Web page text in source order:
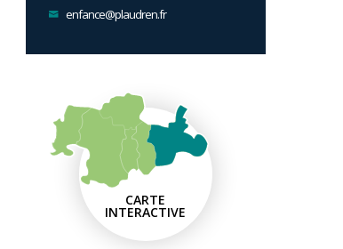
enfance@plaudren.fr
CARTE
INTERACTIVE